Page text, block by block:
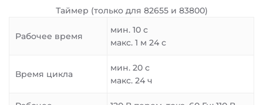
Таймер (только для 82655 и 83800)
Рабочее время
мин. 10 с
макс. 1 м 24 с
Время цикла
мин. 20 с
макс. 24 ч